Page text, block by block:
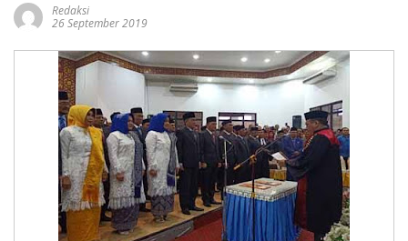
Redaksi
26 September 2019